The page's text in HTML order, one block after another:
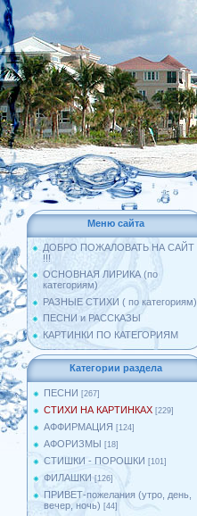
Меню сайта
ДОБРО ПОЖАЛОВАТЬ НА САЙТ
!!!
ОСНОВНАЯ ЛИРИКА (по
категориям)
РАЗНЫЕ СТИХИ ( по категориям)
ПЕСНИ и РАССКАЗЫ
КАРТИНКИ ПО КАТЕГОРИЯМ
Категории раздела
ПЕСНИ [267]
СТИХИ НА КАРТИНКАХ [229]
АФФИРМАЦИЯ [124]
АФОРИЗМЫ [18]
СТИШКИ - ПОРОШКИ [101]
ФИЛАШКИ [126]
ПРИВЕТ-пожелания (утро, день,
вечер, ночь) [44]